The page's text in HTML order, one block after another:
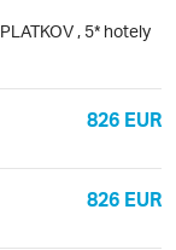
, 5* hotely
826 EUR
826 EUR